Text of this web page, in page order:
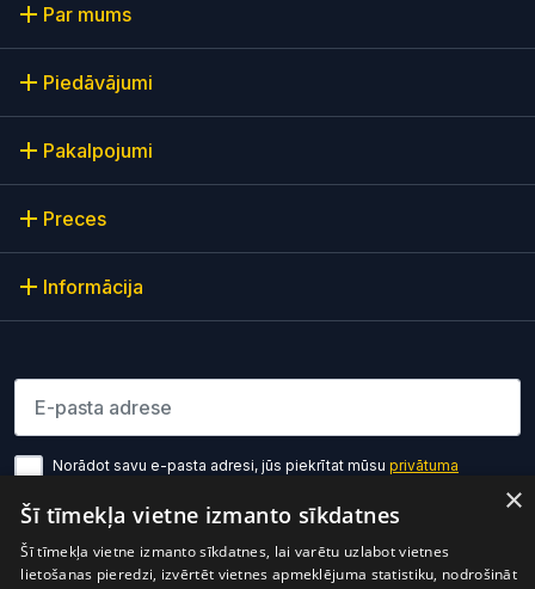
Par mums
Piedāvājumi
Pakalpojumi
Preces
Informācija
Lūdzu ievadiet e-pasta adresi
Norādot savu e-pasta adresi, jūs piekrītat mūsu privātuma
Pierakstīties
×
Šī tīmekļa vietne izmanto sīkdatnes
Šī tīmekļa vietne izmanto sīkdatnes, lai varētu uzlabot vietnes
lietošanas pieredzi, izvērtēt vietnes apmeklējuma statistiku, nodrošināt